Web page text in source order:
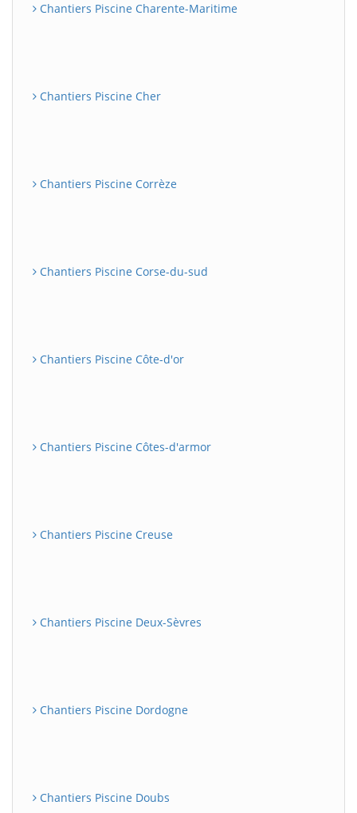
Chantiers Piscine Charente-Maritime
Chantiers Piscine Cher
Chantiers Piscine Corrèze
Chantiers Piscine Corse-du-sud
Chantiers Piscine Côte-d'or
Chantiers Piscine Côtes-d'armor
Chantiers Piscine Creuse
Chantiers Piscine Deux-Sèvres
Chantiers Piscine Dordogne
Chantiers Piscine Doubs